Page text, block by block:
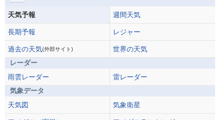
天気予報 週間天気
長期予報 レジャー
過去の天気(外部サイト)
世界の天気
レーダー
雨雲レーダー
雷レーダー
気象データ
天気図
気象衛星